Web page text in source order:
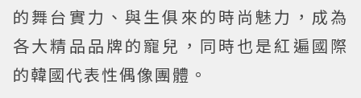
的舞台實力、與生俱來的時尚魅力，成為
各大精品品牌的寵兒，同時也是紅遍國際
的韓國代表性偶像團體。